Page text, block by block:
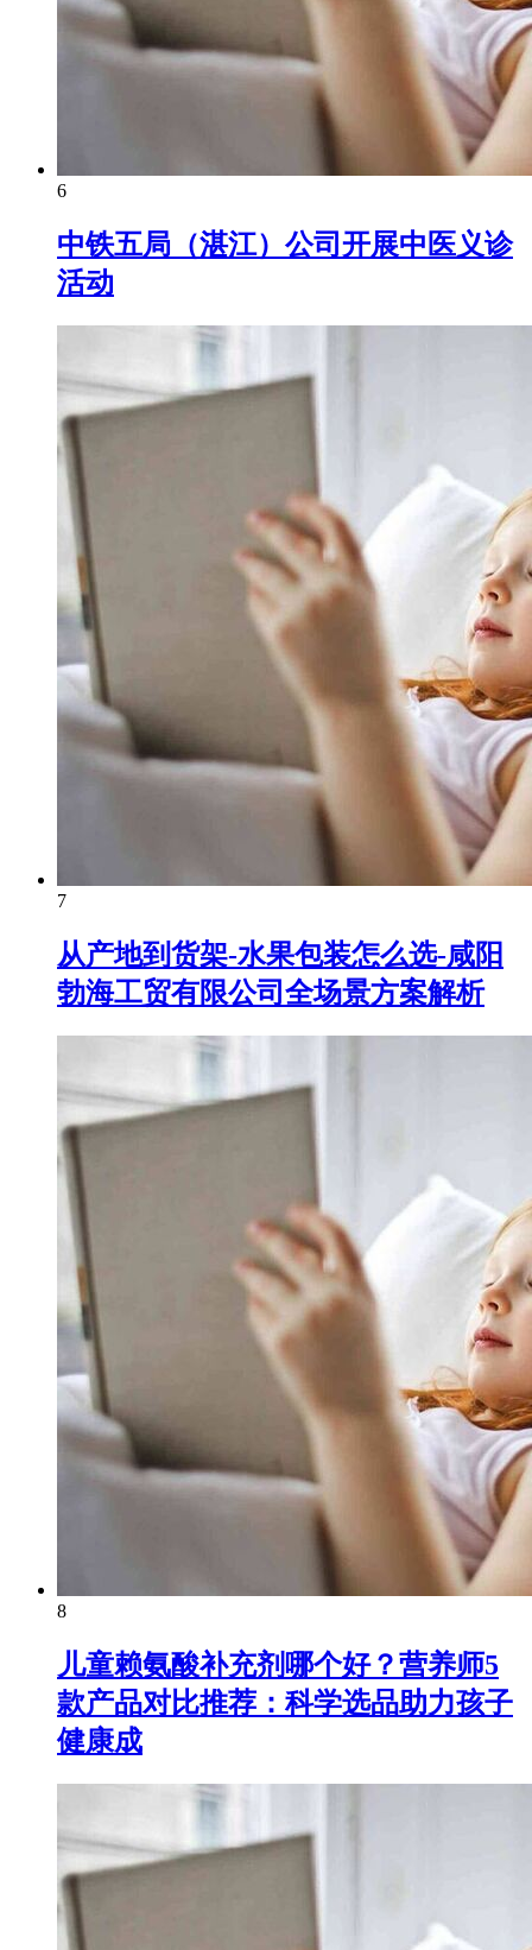
6
中铁五局（湛江）公司开展中医义诊
活动
7
从产地到货架-水果包装怎么选-咸阳
勃海工贸有限公司全场景方案解析
8
儿童赖氨酸补充剂哪个好？营养师5
款产品对比推荐：科学选品助力孩子
健康成